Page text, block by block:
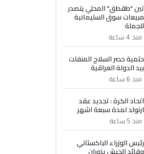
تين "طقطق" المحلي يتصدر
مبيعات سوق السليمانية
للجملة
منذ 4 ساعة
حتمية حصر السلاح المنفلت
بيد الدولة العراقية
منذ 6 ساعة
اتحاد الكرة : تجديد عقد
ارنولد لمدة سبعة اشهر
منذ 5 ساعة
رئيس الوزراء الباكستاني